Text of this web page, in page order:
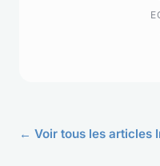
← Voir tous les articles